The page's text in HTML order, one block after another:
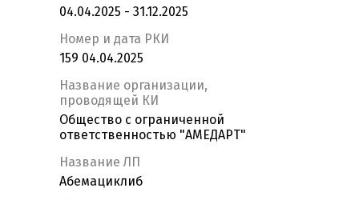
04.04.2025 - 31.12.2025
Номер и дата РКИ
159 04.04.2025
Название организации,
проводящей КИ
Общество с ограниченной
ответственностью "АМЕДАРТ"
Название ЛП
Абемациклиб